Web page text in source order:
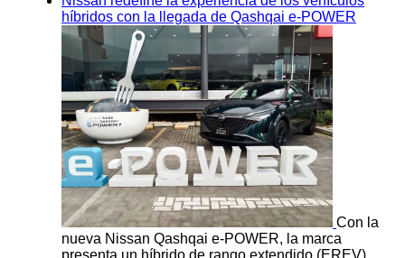
híbridos con la llegada de Qashqai e-POWER
Con la
nueva Nissan Qashqai e-POWER, la marca